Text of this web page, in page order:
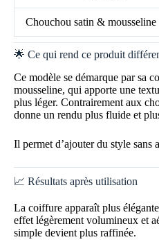
Chouchou satin & mousseline
🌟 Ce qui rend ce produit
Ce modèle se démarque par sa
mousseline, qui apporte une
plus léger. Contrairement aux
donne un rendu plus fluide et
Il permet d’ajouter du style sans
📈 Résultats après utilisation
La coiffure apparaît plus
effet légèrement volumineux et
simple devient plus raffinée.